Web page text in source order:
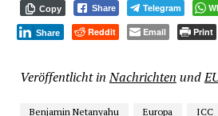
Copy Share Telegram
Share Reddit Email Print
Veröffentlicht in Nachrichten und
Benjamin Netanyahu Europa
ICC